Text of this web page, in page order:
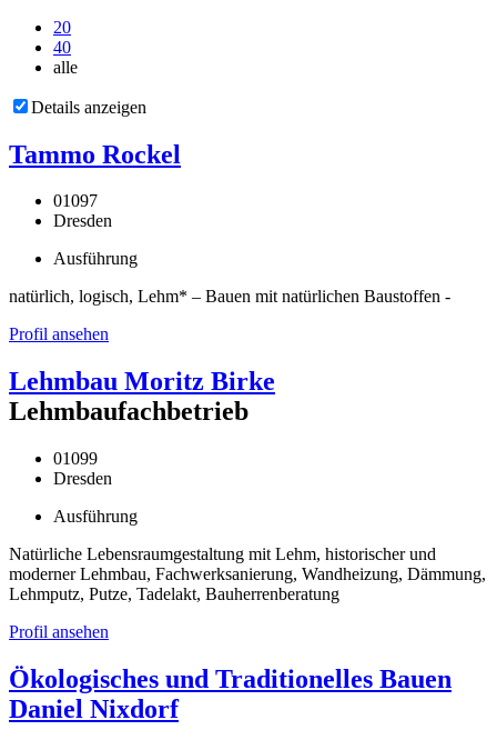
20
40
alle
Details anzeigen
Tammo Rockel
01097
Dresden
Ausführung
natürlich, logisch, Lehm* – Bauen mit natürlichen Baustoffen -
Profil ansehen
Lehmbau Moritz Birke
Lehmbaufachbetrieb
01099
Dresden
Ausführung
Natürliche Lebensraumgestaltung mit Lehm, historischer und
moderner Lehmbau, Fachwerksanierung, Wandheizung, Dämmung,
Lehmputz, Putze, Tadelakt, Bauherrenberatung
Profil ansehen
Ökologisches und Traditionelles Bauen
Daniel Nixdorf